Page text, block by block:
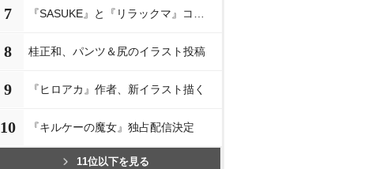
7 『SASUKE』と『リラックマ』コラボ
8 桂正和、パンツ＆尻のイラスト投稿
9 『ヒロアカ』作者、新イラスト描く
10 『キルケーの魔女』独占配信決定
11位以下を見る